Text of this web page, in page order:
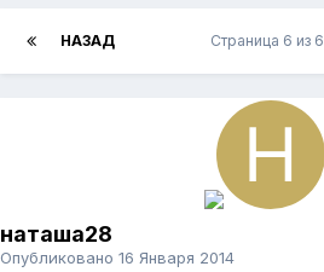
НАЗАД Страница 6 из 6
наташа28
Опубликовано 16 Января 2014